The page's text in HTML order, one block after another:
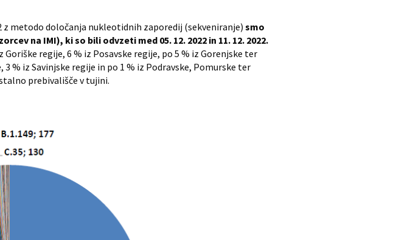
z metodo določanja nukleotidnih zaporedij (sekveniranje) smo
na IMI), ki so bili odvzeti med 05. 12. 2022 in 11. 12. 2022.
regije, 6 % iz Posavske regije, po 5 % iz Gorenjske ter
% iz Savinjske regije in po 1 % iz Podravske, Pomurske ter
prebivališče v tujini.